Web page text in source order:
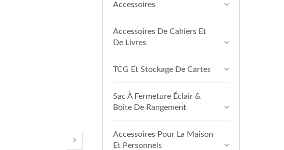
Accessoires
Accessoires De Cahiers Et
De Livres
TCG Et Stockage De Cartes
Sac À Fermeture Éclair &
Boîte De Rangement
Accessoires Pour La Maison
Et Personnels